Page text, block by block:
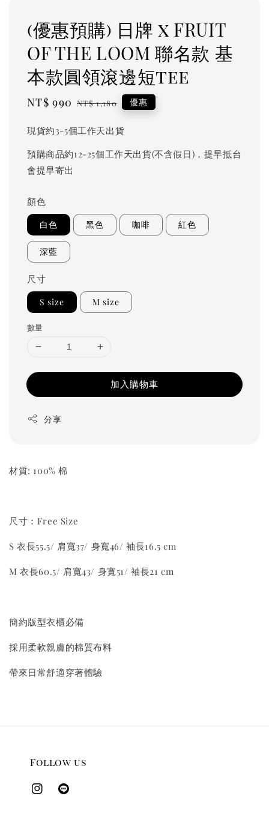
(優惠預購) 日牌 x FRUIT
OF THE LOOM 聯名款 基
本款圓領滾邊短tee
Sale
NT$ 990 Regular
NT$ 1,180 優惠
現貨約3-5個工作天出貨
預購商品約12-25個工作天出貨(不含假日)，提早抵台
會提早寄出
顏色
白色 黑色 咖啡 紅色
深藍
尺寸
S size M size
數量
加入購物車
分享
材質: 100% 棉
尺寸：Free Size
S 衣長55.5/ 肩寬37/ 身寬46/ 袖長16.5 cm
M 衣長60.5/ 肩寬43/ 身寬51/ 袖長21 cm
簡約版型衣櫃必備
採用柔軟親膚的棉質布料
帶來日常舒適穿著體驗
Follow us